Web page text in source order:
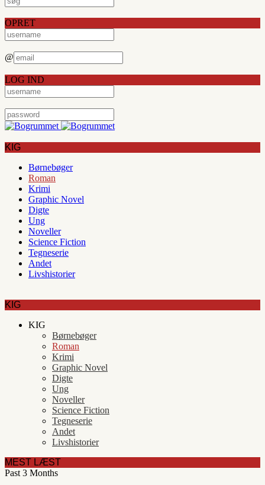
OPRET
@
LOG IND
KIG
Børnebøger
Roman
Krimi
Graphic Novel
Digte
Ung
Noveller
Science Fiction
Tegneserie
Andet
Livshistorier
KIG
KIG
Børnebøger
Roman
Krimi
Graphic Novel
Digte
Ung
Noveller
Science Fiction
Tegneserie
Andet
Livshistorier
MEST LÆST
Past 3 Months